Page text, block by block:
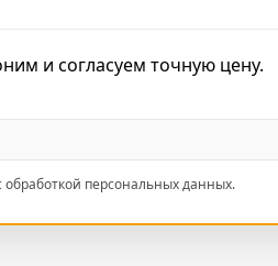
и согласуем точную цену.
персональных данных.